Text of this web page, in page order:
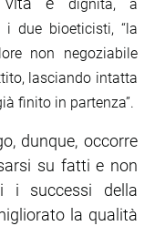
dignità, a
i due bioeticisti, “la
non negoziabile
lasciando intatta
finito in partenza”.
dunque, occorre
su fatti e non
i successi della
la qualità